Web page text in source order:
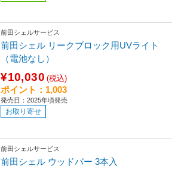
前田シェルサービス
前田シェル リークブロック用UVライト
（電池なし）
¥10,030 (税込)
ポイント：1,003
発売日：2025年頃発売
お取り寄せ
前田シェルサービス
前田シェル ウッドバー 3本入